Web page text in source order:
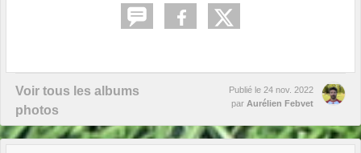
Voir tous les albums
photos
Publié le 24 nov. 2022
par Aurélien Febvet